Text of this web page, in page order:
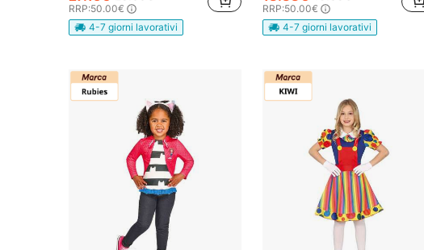
RRP:50.00€
4-7 giorni lavorativi
RRP:50.00€
4-7 giorni lavorativi